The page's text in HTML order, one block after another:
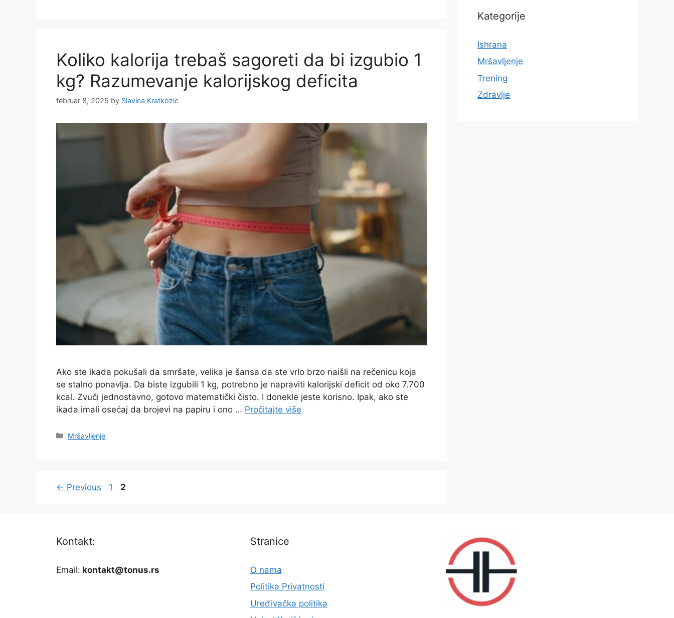
Koliko kalorija trebaš sagoreti da bi izgubio 1
kg? Razumevanje kalorijskog deficita
februar 8, 2025 by Slavica Kratkozic
Ako ste ikada pokušali da smršate, velika je šansa da ste vrlo brzo naišli na rečenicu koja
se stalno ponavlja. Da biste izgubili 1 kg, potrebno je napraviti kalorijski deficit od oko 7.700
kcal. Zvuči jednostavno, gotovo matematički čisto. I donekle jeste korisno. Ipak, ako ste
ikada imali osećaj da brojevi na papiru i ono … Pročitajte više
Categories
Mršavljenje
← Previous Page
1 Page
2
Kategorije
Ishrana
Mršavljenje
Trening
Zdravlje
Kontakt:
Email: kontakt@tonus.rs
Stranice
O nama
Politika Privatnosti
Uređivačka politika